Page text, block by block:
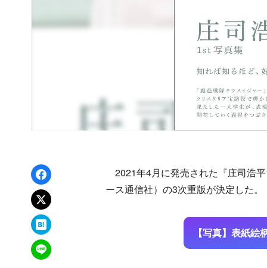
Facebookでシェア
xでポスト
はてなブックマーク
LINEで送る
2021年4月に発売された『庄司浩
ース通信社）の3次重版が決定した。
【写真】表紙